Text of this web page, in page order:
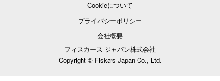
Cookieについて
プライバシーポリシー
会社概要
フィスカース ジャパン株式会社
Copyright © Fiskars Japan Co., Ltd.